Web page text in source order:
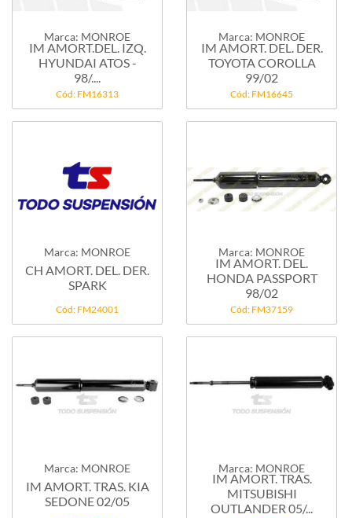
Marca: MONROE
IM AMORT.DEL. IZQ.
HYUNDAI ATOS -
98/....
Cód: FM16313
Marca: MONROE
IM AMORT. DEL. DER.
TOYOTA COROLLA
99/02
Cód: FM16645
Marca: MONROE
CH AMORT. DEL. DER.
SPARK
Cód: FM24001
Marca: MONROE
IM AMORT. DEL.
HONDA PASSPORT
98/02
Cód: FM37159
Marca: MONROE
IM AMORT. TRAS. KIA
SEDONE 02/05
Marca: MONROE
IM AMORT. TRAS.
MITSUBISHI
OUTLANDER 05/...